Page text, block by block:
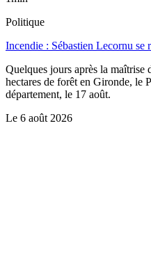
Politique
Incendie : Sébastien Lecornu se
Quelques jours après la
hectares de forêt en Gironde, le
département, le 17 août.
Le 6 août 2026